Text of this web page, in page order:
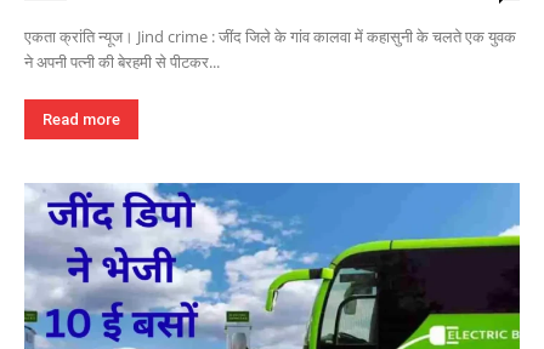
एकता क्रांति न्यूज। Jind crime : जींद जिले के गांव कालवा में कहासुनी के चलते एक युवक
ने अपनी पत्नी की बेरहमी से पीटकर...
Read more